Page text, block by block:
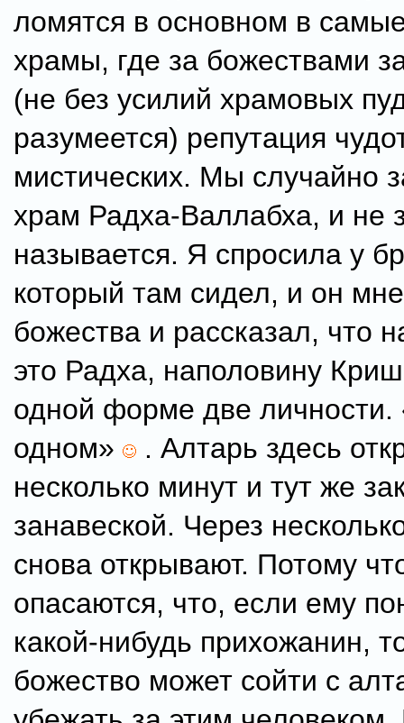
ломятся в основном в
храмы, где за божествами
(не без усилий храмовых
разумеется) репутация
мистических. Мы случайно
храм Радха-Валлабха, и не
называется. Я спросила у
который там сидел, и он
божества и рассказал, что
это Радха, наполовину
одной форме две личности.
одном»
. Алтарь здесь
несколько минут и тут же
занавеской. Через
снова открывают. Потому
опасаются, что, если ему
какой-нибудь прихожанин,
божество может сойти с